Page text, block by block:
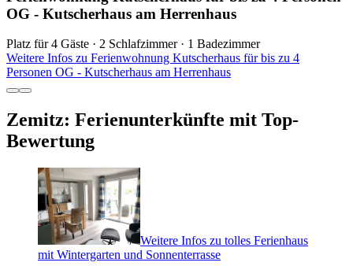
OG - Kutscherhaus am Herrenhaus
Platz für 4 Gäste · 2 Schlafzimmer · 1 Badezimmer
Weitere Infos zu Ferienwohnung Kutscherhaus für bis zu 4
Personen OG - Kutscherhaus am Herrenhaus
Zemitz: Ferienunterkünfte mit Top-
Bewertung
Weitere Infos zu tolles Ferienhaus
mit Wintergarten und Sonnenterrasse